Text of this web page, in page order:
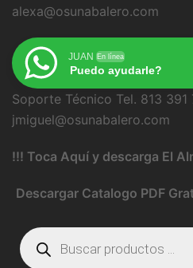
alexa@osunabalero.com
JUAN En línea
Puedo ayudarle?
Soporte Técnico Tel.
jmiguel@osunabalero.com
!!! Toca Aquí y descarga El
Descargar Catalogo PDF
Búsqueda
de
productos